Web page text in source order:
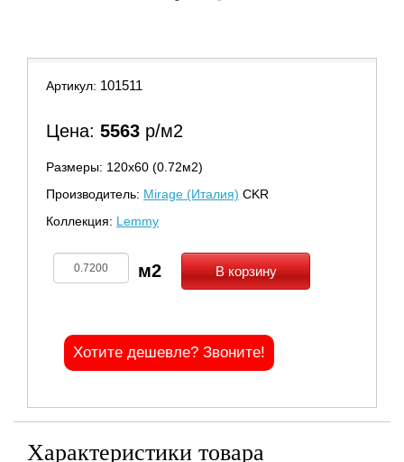
Артикул: 101511
Цена: 5563 р/м2
Размеры: 120х60 (0.72м2)
Производитель: Mirage (Италия) CKR
Коллекция: Lemmy
В корзину
Хотите дешевле? Звоните!
Характеристики товара